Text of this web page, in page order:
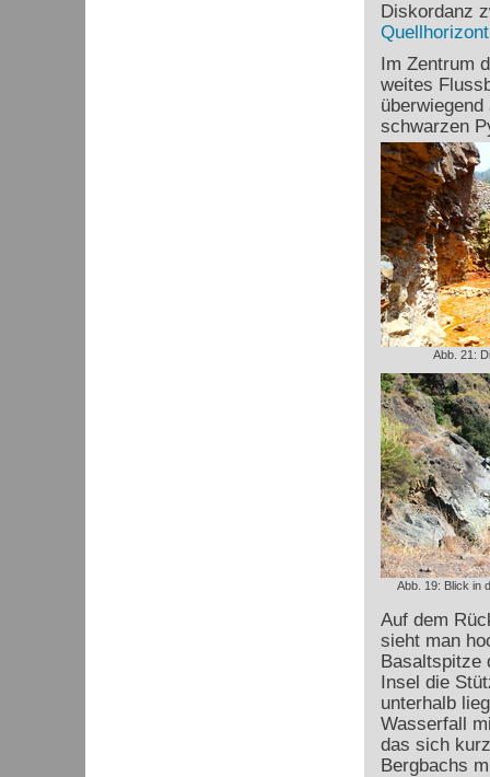
Diskordanz
Quellhorizont
Im Zentrum
weites
schwarzen
Abb. 21:
Abb. 19: Blick in
Auf dem
sieht man
Basaltspitze
Insel die
unterhalb
Wasserfall
das sich
Bergbachs